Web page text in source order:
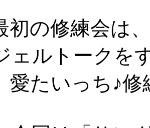
初の修練会は
ェルトークを
たいっち♪修